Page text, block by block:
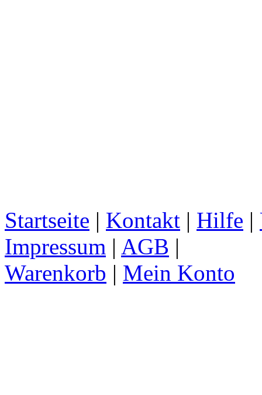
Startseite | Kontakt | Hilfe |
Impressum | AGB |
Warenkorb | Mein Konto